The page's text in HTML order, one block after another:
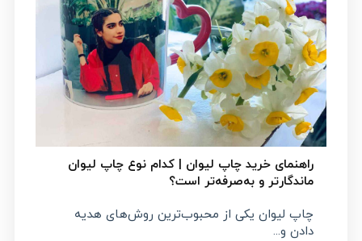
راهنمای خرید چاپ لیوان | کدام نوع چاپ لیوان
ماندگارتر و به‌صرفه‌تر است؟
چاپ لیوان یکی از محبوب‌ترین روش‌های هدیه
دادن و...